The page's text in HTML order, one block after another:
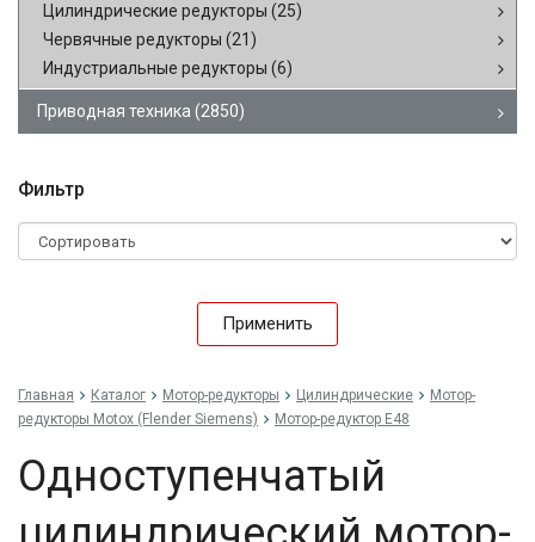
Цилиндрические редукторы (25)
Червячные редукторы (21)
Индустриальные редукторы (6)
Приводная техника (2850)
Фильтр
Применить
Главная Каталог Мотор-редукторы Цилиндрические
Мотор-
редукторы Motox (Flender Siemens)
Мотор-редуктор E48
Одноступенчатый